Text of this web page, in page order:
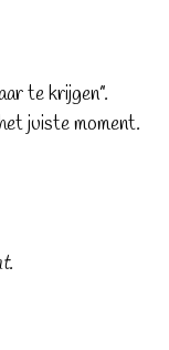
te krijgen”.
juiste moment.
.